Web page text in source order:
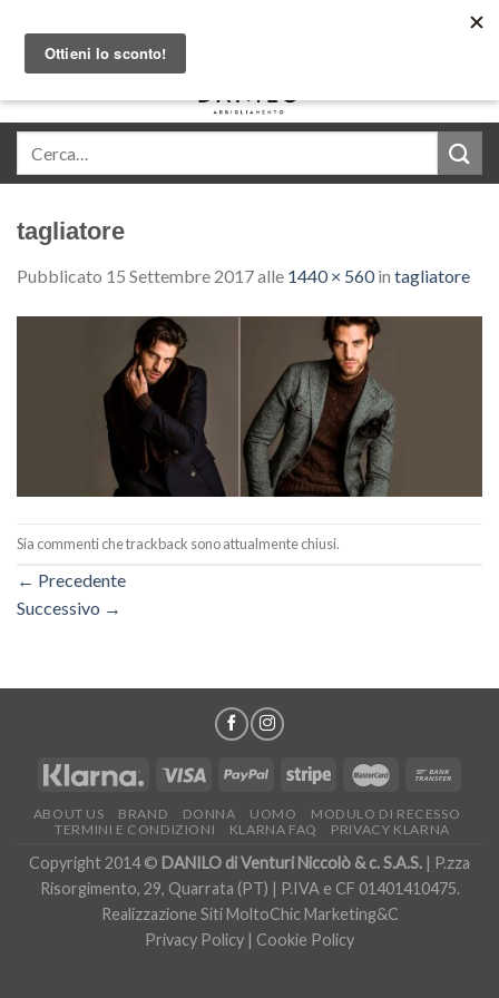
content
tagliatore
Pubblicato 15 Settembre 2017alle 1440 × 560in tagliatore
Sia commenti che trackback sono attualmente chiusi.
← Precedente
Successivo →
ABOUT US BRAND DONNA UOMO
MODULO DI RECESSO
TERMINI E CONDIZIONI
KLARNA FAQ PRIVACY KLARNA
Copyright 2014 © DANILO di Venturi Niccolò & c. S.A.S. | P.zza
Risorgimento, 29, Quarrata (PT) | P.IVA e CF 01401410475.
Realizzazione Siti MoltoChic Marketing&C
Privacy Policy | Cookie Policy